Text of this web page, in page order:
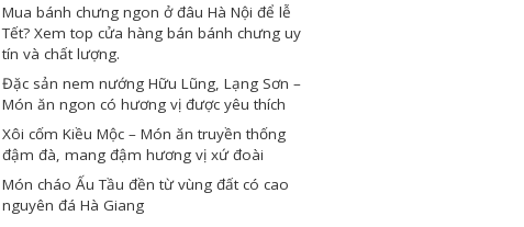
Mua bánh chưng ngon ở đâu Hà Nội để lễ
Tết? Xem top cửa hàng bán bánh chưng uy
tín và chất lượng.
Đặc sản nem nướng Hữu Lũng, Lạng Sơn –
Món ăn ngon có hương vị được yêu thích
Xôi cốm Kiều Mộc – Món ăn truyền thống
đậm đà, mang đậm hương vị xứ đoài
Món cháo Ấu Tầu đền từ vùng đất có cao
nguyên đá Hà Giang